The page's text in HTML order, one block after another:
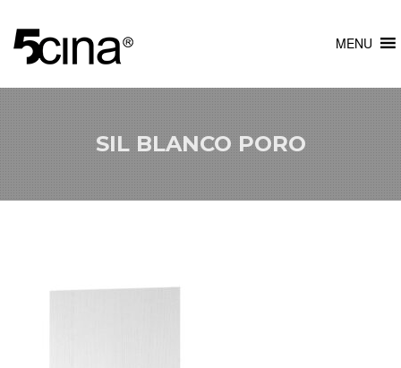
MENU
SIL BLANCO PORO